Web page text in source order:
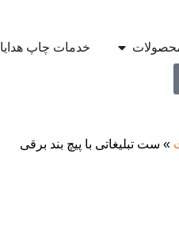
خدمات چاپ هدایا
» ست تبلیغاتی با پیچ بند برقی